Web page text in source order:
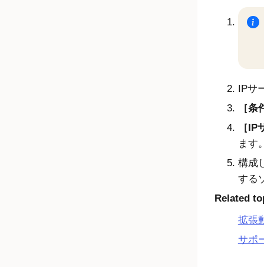
IPサ
条
IP
ます
構成
する
Related
拡張
サポ